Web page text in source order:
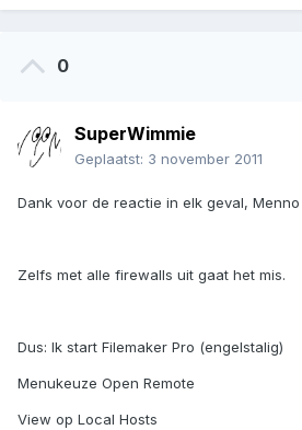
0
SuperWimmie
Geplaatst: 3 november 2011
Dank voor de reactie in elk geval, Menno
Zelfs met alle firewalls uit gaat het mis.
Dus: Ik start Filemaker Pro (engelstalig)
Menukeuze Open Remote
View op Local Hosts